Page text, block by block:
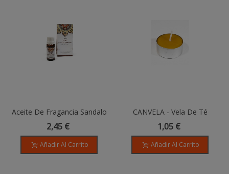
Aceite De Fragancia Sandalo
GOLOKA - 10ml
2,45 €
Añadir Al Carrito
CANVELA - Vela De Té
Original - Cera De Abeja
100%
1,05 €
Añadir Al Carrito